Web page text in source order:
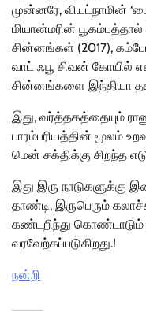
முன்னரே, வியட்நாமின்
மியான்மரின்
சின்னங்கள் (2017),
வாட் ஃபூ சிவன் கோயில்
சின்னங்களை இந்தியா
இது, வர்த்தகத்தையும்
பாரம்பரியத்தின் மூலம்
மென் சக்திக்கு சிறந்த
இது இரு
தாண்டி, இருபெரும்
கண்டறிந்து கொண்டாடும்
வரவேற்கப்படுகிறது.!
நன்றி